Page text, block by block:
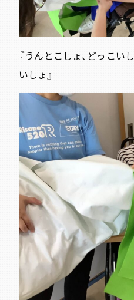
『うんとこしょ、どっこ
いしょ』